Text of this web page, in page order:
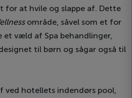
for at hvile og slappe af. Dette
område, såvel som et for
et væld af Spa behandlinger,
til børn og sågar også til
ved hotellets indendørs pool,